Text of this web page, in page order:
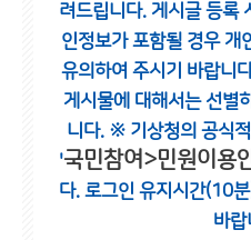
려드립니다. 게시글 등록
인정보가 포함될 경우 개
유의하여 주시기 바랍니
게시물에 대해서는 선별
니다. ※ 기상청의 공식
'국민참여>민원이용
다. 로그인 유지시간(10
바랍